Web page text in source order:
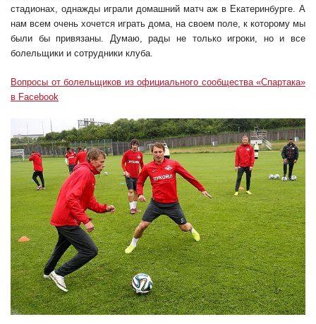
стадионах, однажды играли домашний матч аж в Екатеринбурге. А
нам всем очень хочется играть дома, на своем поле, к которому мы
были бы привязаны. Думаю, рады не только игроки, но и все
болельщики и сотрудники клуба.
Вопросы от болельщиков из официального сообщества «Спартака»
в Facebook